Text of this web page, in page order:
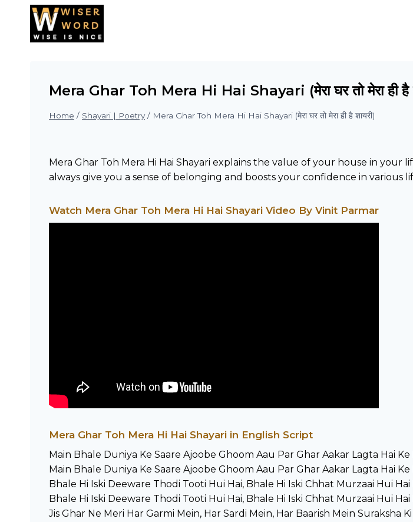
content
Mera Ghar Toh Mera Hi Hai Shayari (मेरा घर तो मेरा ही है
Home / Shayari | Poetry / Mera Ghar Toh Mera Hi Hai Shayari (मेरा घर तो मेरा ही है शायरी)
Mera Ghar Toh Mera Hi Hai Shayari explains the value of your house in
always give you a sense of belonging and boosts your confidence in various
Watch Mera Ghar Toh Mera Hi Hai Shayari Video By Vinit Parmar
Mera Ghar Toh Mera Hi Hai Shayari in English Script
Main Bhale Duniya Ke Saare Ajoobe Ghoom Aau Par Ghar Aakar Lagta Hai
Main Bhale Duniya Ke Saare Ajoobe Ghoom Aau Par Ghar Aakar Lagta Hai
Bhale Hi Iski Deeware Thodi Tooti Hui Hai, Bhale Hi Iski Chhat Murzaai Hui
Bhale Hi Iski Deeware Thodi Tooti Hui Hai, Bhale Hi Iski Chhat Murzaai Hui
Jis Ghar Ne Meri Har Garmi Mein, Har Sardi Mein, Har Baarish Mein Suraksha